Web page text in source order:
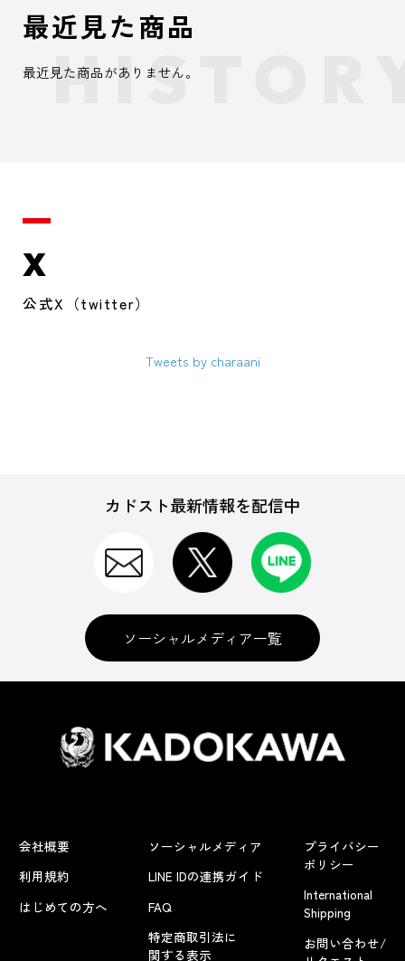
最近見た商品
最近見た商品がありません。
X
公式X（twitter）
Tweets by charaani
カドスト最新情報を配信中
ソーシャルメディア一覧
会社概要
利用規約
はじめての方へ
ソーシャルメディア
LINE IDの連携ガイド
FAQ
特定商取引法に
関する表示
プライバシー
ポリシー
International
Shipping
お問い合わせ/